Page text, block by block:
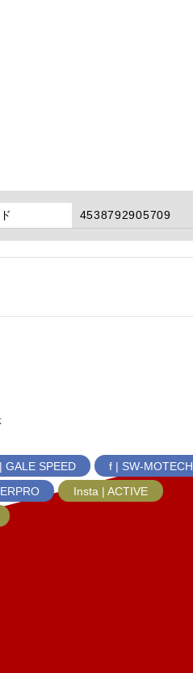
4538792905709
GALE SPEED
f | SW-MOTECH
Insta | ACTIVE